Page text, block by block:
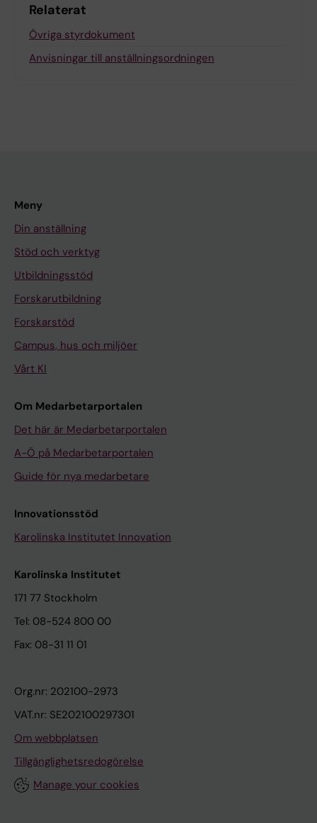
Relaterat
Övriga styrdokument
Anvisningar till anställningsordningen
Meny
Din anställning
Stöd och verktyg
Utbildningsstöd
Forskarutbildning
Forskarstöd
Campus, hus och miljöer
Vårt KI
Om Medarbetarportalen
Det här är Medarbetarportalen
A-Ö på Medarbetarportalen
Guide för nya medarbetare
Innovationsstöd
Karolinska Institutet Innovation
Karolinska Institutet
171 77 Stockholm
Tel: 08-524 800 00
Fax: 08-31 11 01
Org.nr: 202100-2973
VAT.nr: SE202100297301
Om webbplatsen
Tillgänglighetsredogörelse
Manage your cookies